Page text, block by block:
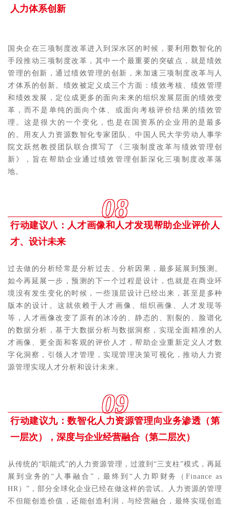
人力体系创新
国央企在三项制度改革进入到深水区的时候，要利用数智化的
手段推动三项制度改革，其中一个最重要的突破点，就是绩效
管理的创新，通过绩效管理的创新，来加速三项制度改革与人
才体系的创新。绩效被定义成三个方面：绩效考核、绩效管理
和绩效发展，定位成更多的面向未来的组织发展层面的绩效变
革，而不是单纯的面向个体、或面向考核评价结果的绩效管
理。这是很大的一个变化，也是在国资系的企业用的是最多
的。用友人力资源数智化专家团队、中国人民大学劳动人事学
院文跃然教授团队联合撰写了《三项制度改革与绩效管理创
新》，旨在帮助企业通过绩效管理创新深化三项制度改革落
地。
08
行动建议八：人才画像和人才发现帮助企业评价人
才、设计未来
过去做的分析经常是分析过去、分析因果，最多延展到预测。
如今再延展一步，预测的下一个过程是设计，也就是在商业环
境没有发生变化的时候，一些顶层设计已经出来，甚至是多种
版本的设计。这就依赖于人才画像、组织画像、人才发现等
等，人才画像改变了原有的冰冷的、静态的、割裂的、脸谱化
的数据分析，基于大数据分析与数据洞察，实现全面精准的人
才画像、更全面和客观的评价人才，帮助企业重新定义人才数
字化洞察，引领人才管理，实现管理决策可视化，推动人力资
源管理实现人才分析和设计未来。
09
行动建议九：数智化人力资源管理向业务渗透（第
一层次），深度与企业经营融合（第二层次）
从传统的“职能式”的人力资源管理，过渡到“三支柱”模式，再延
展到业务的“人事融合”，最终到“人力即财务（Finance as
HR）”，部分全球化企业已经在做这样的尝试。人力资源的管理
不但能创造价值，还能创造利润，与经营融合，最终实现创造